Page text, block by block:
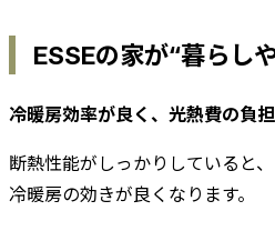
ESSEの家が“暮らし
冷暖房効率が良く、光熱費の負
断熱性能がしっかりしていると、
冷暖房の効きが良くなります。